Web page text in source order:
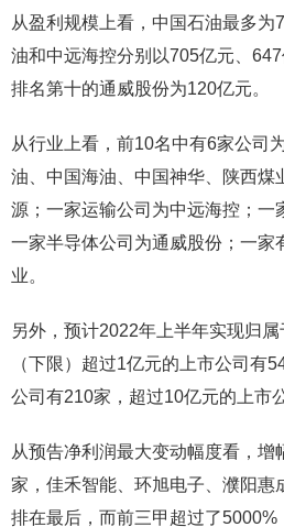
从盈利规模上看，中国石油最多
油和中远海控分别以705亿元、
排名第十的通威股份为120亿元。
从行业上看，前10名中有6家公司
油、中国海油、中国神华、陕西煤
源；一家运输公司为中远海控；一
一家半导体公司为通威股份；一家
业。
另外，预计2022年上半年实现归
（下限）超过1亿元的上市公司有
公司有210家，超过10亿元的上市
从预告净利润最大变动幅度看，增
家，佳禾智能、环旭电子、濮阳惠
排在最后，而前三甲超过了5000%